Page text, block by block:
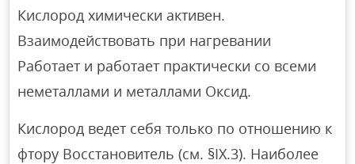
Кислород химически активен.
Взаимодействовать при нагревании
Работает и работает практически со всеми
неметаллами и металлами Оксид.
Кислород ведет себя только по отношению к
фтору Восстановитель (см. §IX.3). Наиболее